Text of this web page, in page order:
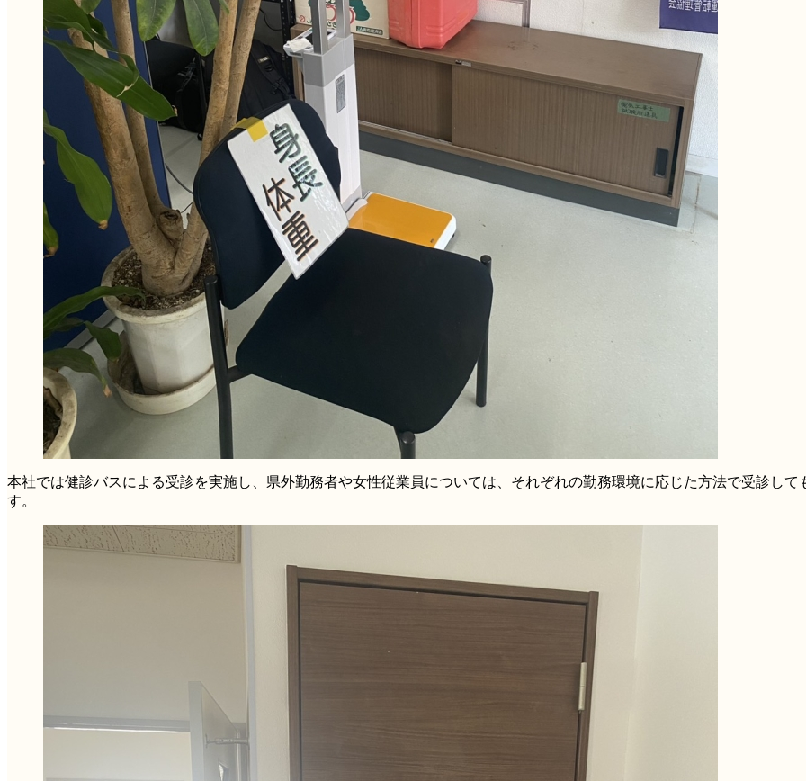
本社では健診バスによる受診を実施し、県外勤務者や女性従業員については、それぞれの勤務環境に応じた方法で受診して
す。